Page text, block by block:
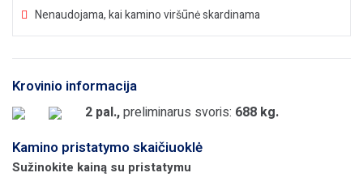
Nenaudojama, kai kamino viršūnė skardinama
Krovinio informacija
2 pal.,preliminarus svoris: 688 kg.
Kamino pristatymo skaičiuoklė
Sužinokite kainą su pristatymu